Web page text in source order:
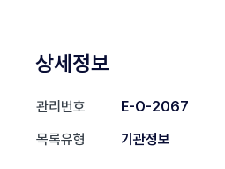
상세정보
관리번호
E-O-2067
목록유형
기관정보